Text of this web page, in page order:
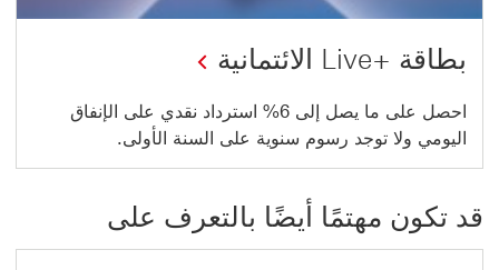
بطاقة +Live الائتمانية
احصل على ما يصل إلى 6% استرداد نقدي على الإنفاق
اليومي ولا توجد رسوم سنوية على السنة الأولى.
قد تكون مهتمًا أيضًا بالتعرف على